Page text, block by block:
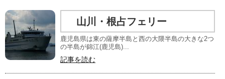
山川・根占フェリー
鹿児島県は東の薩摩半島と西の大隈半島の大きな2つ
の半島が錦江(鹿児島)...
記事を読む